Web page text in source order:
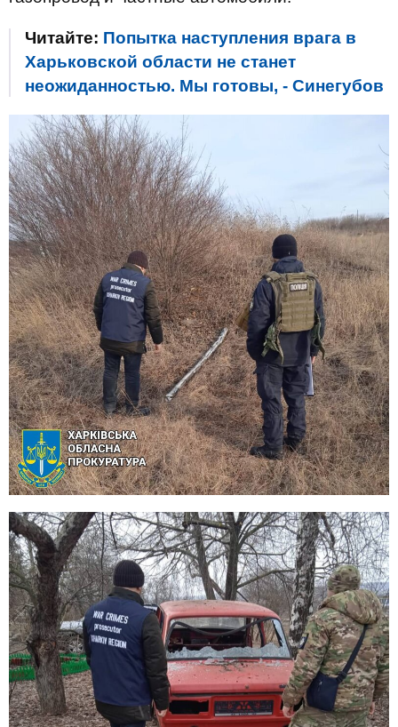
Читайте: Попытка наступления врага в
Харьковской области не станет
неожиданностью. Мы готовы, - Синегубов